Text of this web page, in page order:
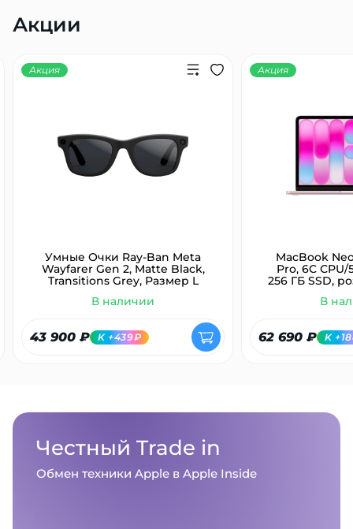
Акции
Акция
Умные Очки Ray-Ban Meta
Wayfarer Gen 2, Matte Black,
Transitions Grey, Размер L
В наличии
43 900 ₽ K +439₽
Акция
MacBook
Pro, 6C СPU/
256 ГБ SSD,
В
62 690 ₽ K
Честный Trade in
Обмен техники Apple в Apple Inside